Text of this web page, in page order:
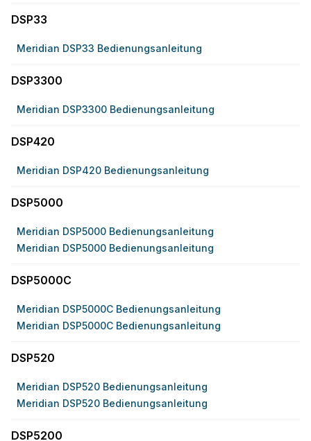
DSP33
Meridian DSP33 Bedienungsanleitung
DSP3300
Meridian DSP3300 Bedienungsanleitung
DSP420
Meridian DSP420 Bedienungsanleitung
DSP5000
Meridian DSP5000 Bedienungsanleitung
Meridian DSP5000 Bedienungsanleitung
DSP5000C
Meridian DSP5000C Bedienungsanleitung
Meridian DSP5000C Bedienungsanleitung
DSP520
Meridian DSP520 Bedienungsanleitung
Meridian DSP520 Bedienungsanleitung
DSP5200